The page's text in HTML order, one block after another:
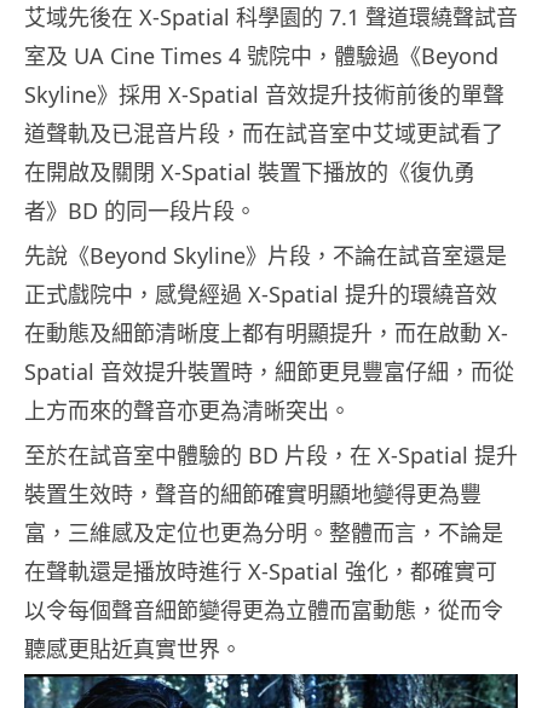
艾域先後在 X-Spatial 科學園的 7.1 聲道環繞聲試音
室及 UA Cine Times 4 號院中，體驗過《Beyond
Skyline》採用 X-Spatial 音效提升技術前後的單聲
道聲軌及已混音片段，而在試音室中艾域更試看了
在開啟及關閉 X-Spatial 裝置下播放的《復仇勇
者》BD 的同一段片段。
先說《Beyond Skyline》片段，不論在試音室還是
正式戲院中，感覺經過 X-Spatial 提升的環繞音效
在動態及細節清晰度上都有明顯提升，而在啟動 X-
Spatial 音效提升裝置時，細節更見豐富仔細，而從
上方而來的聲音亦更為清晰突出。
至於在試音室中體驗的 BD 片段，在 X-Spatial 提升
裝置生效時，聲音的細節確實明顯地變得更為豐
富，三維感及定位也更為分明。整體而言，不論是
在聲軌還是播放時進行 X-Spatial 強化，都確實可
以令每個聲音細節變得更為立體而富動態，從而令
聽感更貼近真實世界。